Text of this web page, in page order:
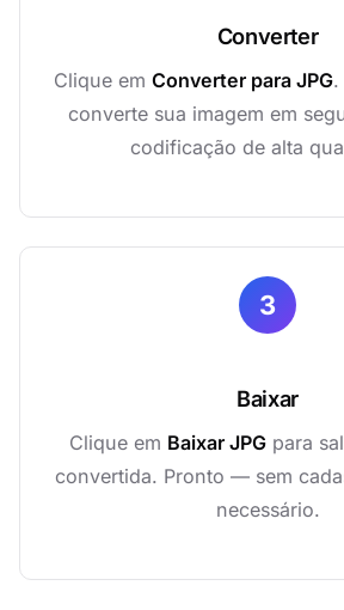
Converter
Clique em Converter para JPG.
converte sua imagem em
codificação de alta
3
Baixar
Clique em Baixar JPGpara
convertida. Pronto — sem
necessário.